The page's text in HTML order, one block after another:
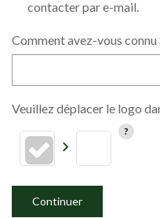
contacter par e-mail.
Comment avez-vous
Veuillez déplacer le logo
Continuer